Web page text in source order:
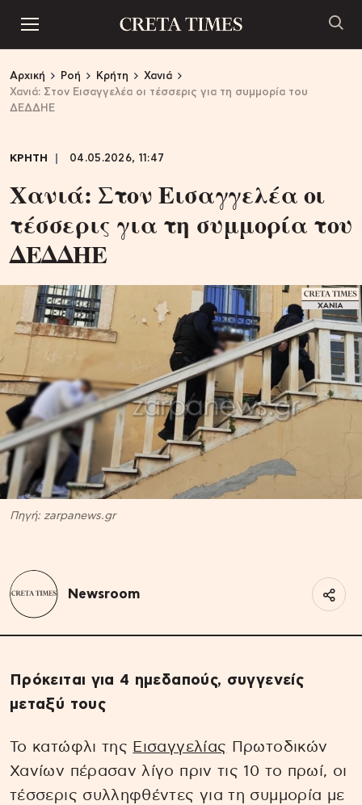
Αρχική Ροή Κρήτη
Χανιά
Χανιά: Στον Εισαγγελέα οι τέσσερις για τη συμμορία του
ΔΕΔΔΗΕ
ΚΡΗΤΗ 04.05.2026, 11:47
Χανιά: Στον Εισαγγελέα οι
τέσσερις για τη συμμορία του
ΔΕΔΔΗΕ
Πηγή: zarpanews.gr
Newsroom
Πρόκειται για 4 ημεδαπούς, συγγενείς
μεταξύ τους
Το κατώφλι της Εισαγγελίας Πρωτοδικών
Χανίων πέρασαν λίγο πριν τις 10 το πρωί, οι
τέσσερις συλληφθέντες για τη συμμορία με